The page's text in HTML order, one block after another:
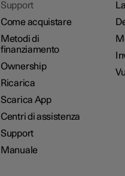
Support
Come acquistare
Metodi di
finanziamento
Ownership
Ricarica
Scarica App
Centri di assistenza
Support
Manuale